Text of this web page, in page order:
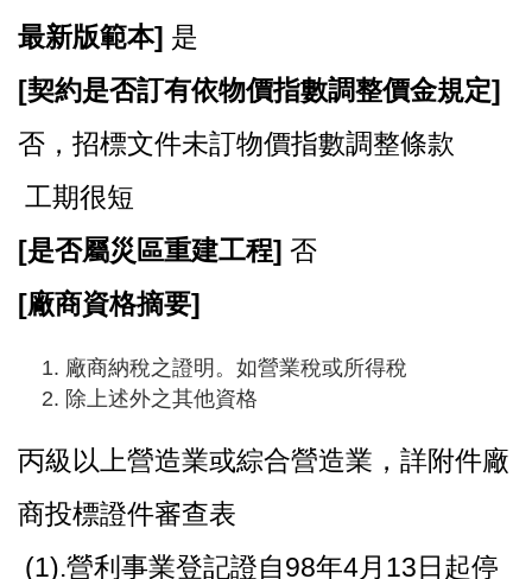
最新版範本] 是
[契約是否訂有依物價指數調整價金規定]
否，招標文件未訂物價指數調整條款
工期很短
[是否屬災區重建工程] 否
[廠商資格摘要]
廠商納稅之證明。如營業稅或所得稅
除上述外之其他資格
丙級以上營造業或綜合營造業，詳附件廠
商投標證件審查表
(1).營利事業登記證自98年4月13日起停